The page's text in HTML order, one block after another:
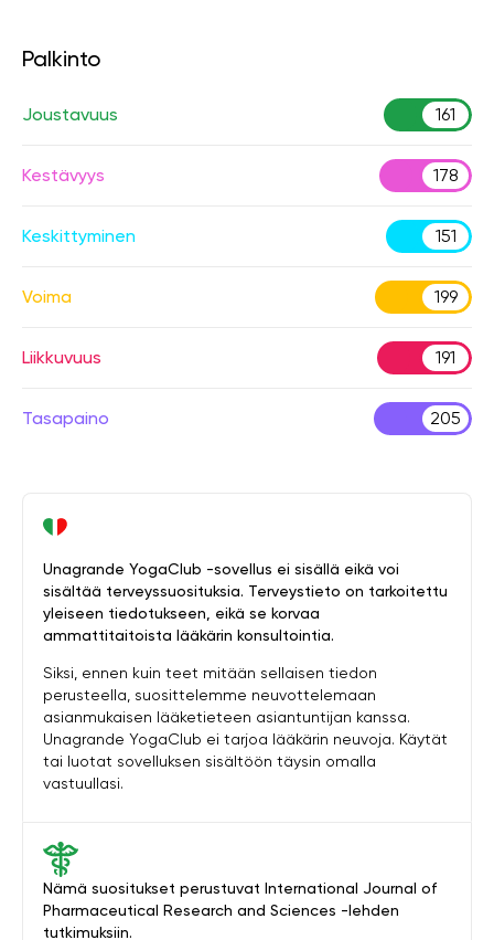
Palkinto
Joustavuus 161
Kestävyys 178
Keskittyminen 151
Voima 199
Liikkuvuus 191
Tasapaino 205
Nämä suositukset perustuvat International Journal of
Pharmaceutical Research and Sciences -lehden
tutkimuksiin.
Unagrande YogaClub -sovellus ei sisällä eikä voi
sisältää terveyssuosituksia. Terveystieto on tarkoitettu
yleiseen tiedotukseen, eikä se korvaa
ammattitaitoista lääkärin konsultointia.
Siksi, ennen kuin teet mitään sellaisen tiedon
perusteella, suosittelemme neuvottelemaan
asianmukaisen lääketieteen asiantuntijan kanssa.
Unagrande YogaClub ei tarjoa lääkärin neuvoja. Käytät
tai luotat sovelluksen sisältöön täysin omalla
vastuullasi.